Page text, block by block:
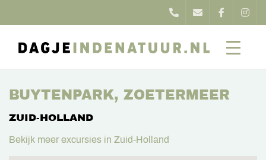
BUYTENPARK, ZOETERMEER
ZUID-HOLLAND
Bekijk meer excursies in Zuid-Holland